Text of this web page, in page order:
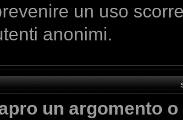
un uso
anonimi.
un argomento